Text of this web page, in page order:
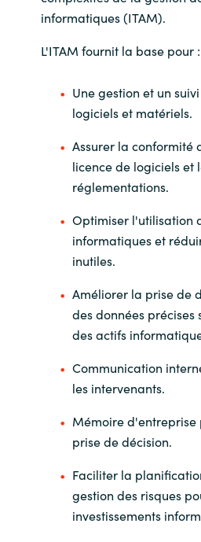
informatiques (ITAM).
L'ITAM fournit la base pour :
Une gestion et un
logiciels et matériels.
Assurer la conformité
licence de logiciels et
réglementations.
Optimiser l'utilisation
informatiques et
inutiles.
Améliorer la prise de
des données
des actifs
Communication
les intervenants.
Mémoire d'entreprise
prise de décision.
Faciliter la
gestion des risques
investissements